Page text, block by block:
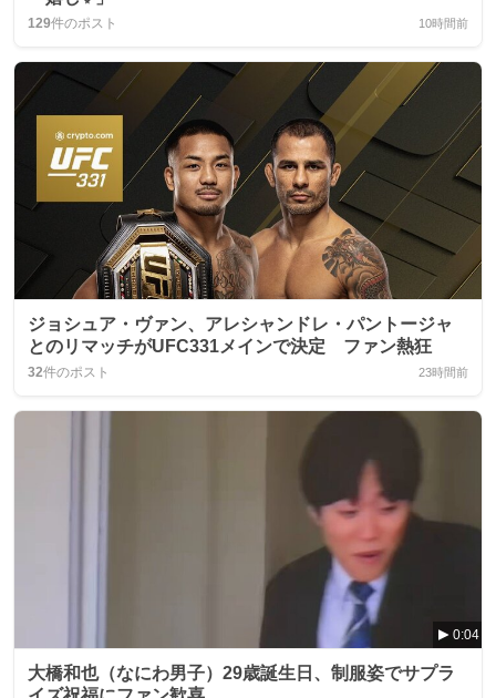
129件のポスト 10時間前
ジョシュア・ヴァン、アレシャンドレ・パントージャ
とのリマッチがUFC331メインで決定 ファン熱狂
32件のポスト 23時間前
0:04
大橋和也（なにわ男子）29歳誕生日、制服姿でサプラ